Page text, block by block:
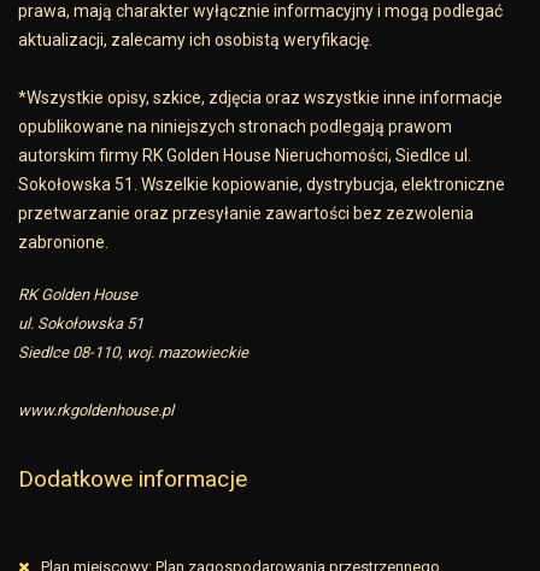
prawa, mają charakter wyłącznie informacyjny i mogą podlegać
aktualizacji, zalecamy ich osobistą weryfikację.
*Wszystkie opisy, szkice, zdjęcia oraz wszystkie inne informacje
opublikowane na niniejszych stronach podlegają prawom
autorskim firmy RK Golden House Nieruchomości, Siedlce ul.
Sokołowska 51. Wszelkie kopiowanie, dystrybucja, elektroniczne
przetwarzanie oraz przesyłanie zawartości bez zezwolenia
zabronione.
RK Golden House
ul. Sokołowska 51
Siedlce 08-110, woj. mazowieckie
www.rkgoldenhouse.pl
Dodatkowe informacje
Plan miejscowy: Plan zagospodarowania przestrzennego